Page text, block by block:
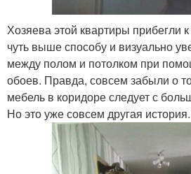
Хозяева этой квартиры прибегли
чуть выше способу и визуально
между полом и потолком при
обоев. Правда, совсем забыли о
мебель в коридоре следует с
Но это уже совсем другая история.